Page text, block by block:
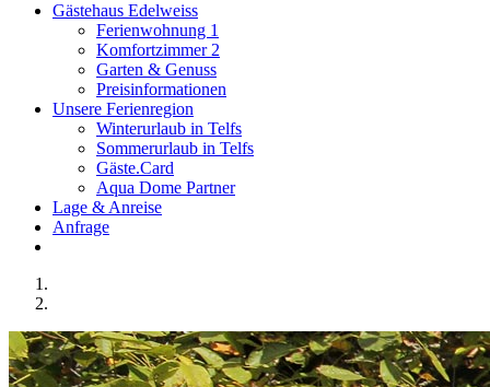
Gästehaus Edelweiss
Ferienwohnung 1
Komfortzimmer 2
Garten & Genuss
Preisinformationen
Unsere Ferienregion
Winterurlaub in Telfs
Sommerurlaub in Telfs
Gäste.Card
Aqua Dome Partner
Lage & Anreise
Anfrage